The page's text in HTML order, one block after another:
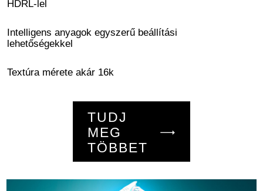
HDRL-lel
Intelligens anyagok egyszerű beállítási
lehetőségekkel
Textúra mérete akár 16k
TUDJ
MEG
TÖBBET